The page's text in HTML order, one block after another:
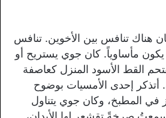
هناك تنافس بين الأخوين. تنافس
يكون مأساوياً. كان جوي يستريح أو
القط الأسود المنزل كعاصفة
أتذكر إحدى الأمسيات بوضوح
في المطبخ، وكان جوي يتناول